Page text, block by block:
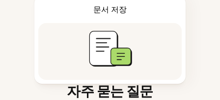
문서 저장
자주 묻는 질문